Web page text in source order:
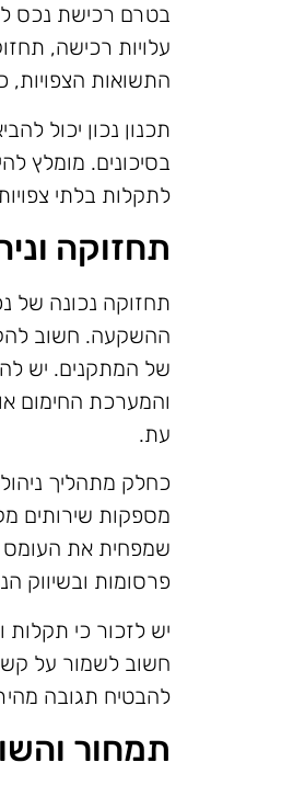
בטרם רכישת נכס
עלויות רכישה,
התשואות הצפויות,
תכנון נכון יכול
בסיכונים. מומלץ
לתקלות בלתי
תחזוקה
תחזוקה נכונה של
ההשקעה. חשוב
של המתקנים. יש
והמערכת החימום
עת.
כחלק מתהליך
מספקות שירותים
שמפחית את העומס
פרסומות ובשיווק
יש לזכור כי תקלות
חשוב לשמור על
להבטיח תגובה
תמחור